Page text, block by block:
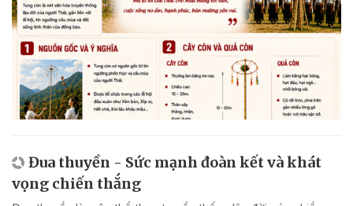
Đua thuyền - Sức mạnh đoàn kết và khát
vọng chiến thắng